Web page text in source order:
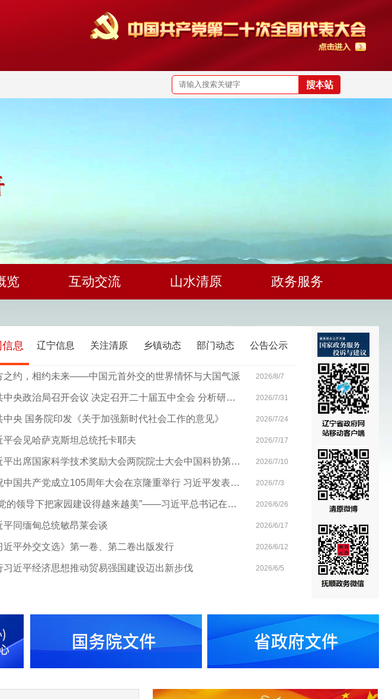
览 互动交流 山水清原 政务服务
息 辽宁信息 关注清原 乡镇动态 部门动态 公告公示
之约，相约未来——中国元首外交的世界情怀与大国气派 2026/8/7
中共中央政治局召开会议 决定召开二十届五中全会 分析研究当前经济形势和经济工作 中共中央总书记习近平主持会议 2026/7/31
中央 国务院印发《关于加强新时代社会工作的意见》 2026/7/24
平会见哈萨克斯坦总统托卡耶夫 2026/7/17
习近平出席国家科学技术奖励大会两院院士大会中国科协第十一次全国代表大会并发表重要讲话 2026/7/10
庆祝中国共产党成立105周年大会在京隆重举行 习近平发表重要讲话 2026/7/3
“在党的领导下把家园建设得越来越美”——习近平总书记在山东德州考察纪实 2026/6/26
平同缅甸总统敏昂莱会谈 2026/6/17
近平外交文选》第一卷、第二卷出版发行 2026/6/12
习近平经济思想推动贸易强国建设迈出新步伐 2026/6/5